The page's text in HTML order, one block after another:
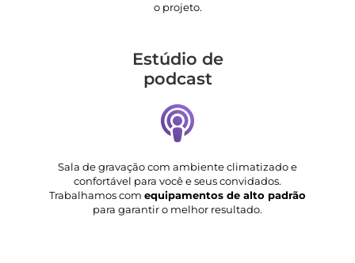
o projeto.
Estúdio de
podcast
Sala de gravação com ambiente climatizado e
confortável para você e seus convidados.
Trabalhamos com equipamentos de alto padrão
para garantir o melhor resultado.